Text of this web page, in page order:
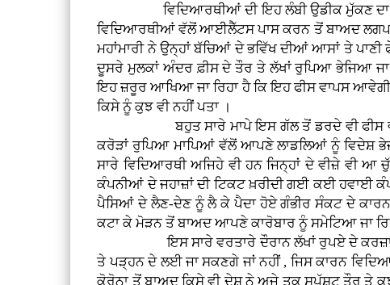
ਵਿਦਿਆਰਥੀਆਂ ਦੀ ਇਹ ਲੰਬੀ ਉਡੀਕ ਮੁੱਕਣ ਦਾ ਨਾਂ
ਵਿਦਿਆਰਥੀਆਂ ਵੱਲੋਂ ਆਈਲੈੱਟਸ ਪਾਸ ਕਰਨ ਤੋਂ ਬਾਅਦ ਲਗਪਗ
ਮਹਾਂਮਾਰੀ ਨੇ ਉਨ੍ਹਾਂ ਬੱਚਿਆਂ ਦੇ ਭਵਿੱਖ ਦੀਆਂ ਆਸਾਂ ਤੇ
ਦੂਸਰੇ ਮੁਲਕਾਂ ਅੰਦਰ ਫ਼ੀਸ ਦੇ ਤੌਰ ਤੇ ਲੱਖਾਂ ਰੁਪਿਆ ਭੇਜਿਆ
ਇਹ ਜ਼ਰੂਰ ਆਖਿਆ ਜਾ ਰਿਹਾ ਹੈ ਕਿ ਇਹ ਫੀਸ ਵਾਪਸ
ਕਿਸੇ ਨੂੰ ਕੁਝ ਵੀ ਨਹੀਂ ਪਤਾ ।
ਬਹੁਤ ਸਾਰੇ ਮਾਪੇ ਇਸ ਗੱਲ ਤੋਂ ਡਰਦੇ ਵੀ ਫੀਸ ਵਾਪਸ
ਕਰੋੜਾਂ ਰੁਪਿਆ ਮਾਪਿਆਂ ਵੱਲੋਂ ਆਪਣੇ ਲਾਡਲਿਆਂ ਨੂੰ ਵਿਦੇਸ਼
ਸਾਰੇ ਵਿਦਿਆਰਥੀ ਅਜਿਹੇ ਵੀ ਹਨ ਜਿਨ੍ਹਾਂ ਦੇ ਵੀਜ਼ੇ ਵੀ
ਕੰਪਨੀਆਂ ਦੇ ਜਹਾਜ਼ਾਂ ਦੀ ਟਿਕਟ ਖ਼ਰੀਦੀ ਗਈ ਕਈ ਹਵਾਈ
ਪੈਸਿਆਂ ਦੇ ਲੈਣ-ਦੇਣ ਨੂੰ ਲੈ ਕੇ ਪੈਦਾ ਹੋਏ ਗੰਭੀਰ ਸੰਕਟ ਦੇ
ਕਟਾ ਕੇ ਮੋੜਨ ਤੋਂ ਬਾਅਦ ਆਪਣੇ ਕਾਰੋਬਾਰ ਨੂੰ ਸਮੇਟਿਆ ਜਾ
ਇਸ ਸਾਰੇ ਵਰਤਾਰੇ ਦੌਰਾਨ ਲੱਖਾਂ ਰੁਪਏ ਦੇ ਕਰਜ਼ਾਈ ਹੋ
ਤੇ ਪੜ੍ਹਨ ਦੇ ਲਈ ਜਾ ਸਕਣਗੇ ਜਾਂ ਨਹੀਂ , ਜਿਸ ਕਾਰਨ
ਕੋਰੋਨਾ ਤੋਂ ਬਾਅਦ ਕਿਸੇ ਵੀ ਦੇਸ਼ ਨੇ ਅਜੇ ਤਕ ਸਪੱਸ਼ਟ ਤੌਰ ਤੇ